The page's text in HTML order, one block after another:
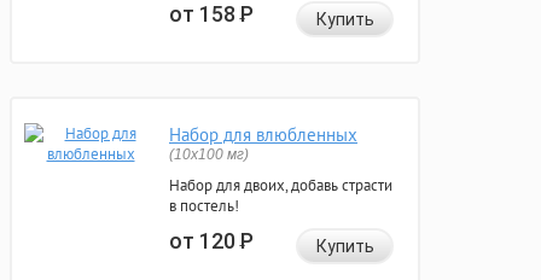
от 158Р Купить
Набор для влюбленных
(10х100 мг)
Набор для двоих, добавь страсти
в постель!
от 120Р Купить